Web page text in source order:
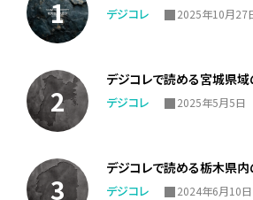
デジコレ 2025年10月27
デジコレで読める宮城県域
デジコレ 2025年5月5日
デジコレで読める栃木県
デジコレ 2024年6月10日